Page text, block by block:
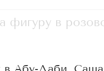
фигуру в